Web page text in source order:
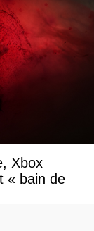
Xbox
« bain de